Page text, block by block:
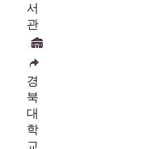
서
관
경
북
대
학
교